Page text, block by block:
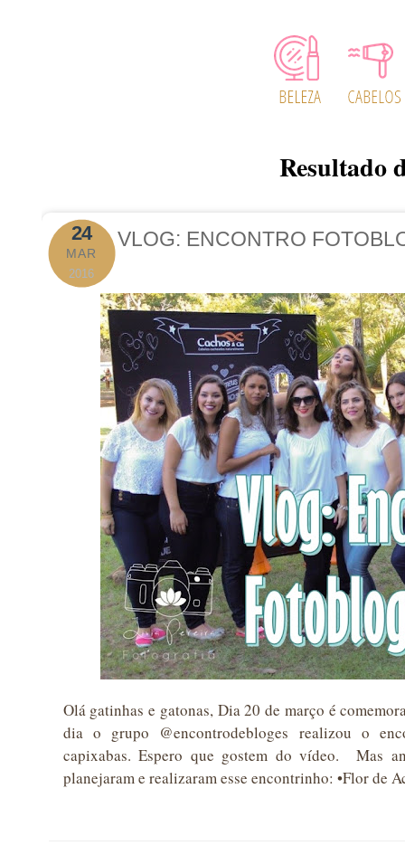
Resultado
24
MAR
2016
VLOG: ENCONTRO
Olá gatinhas e gatonas, Dia 20 de março é
dia o grupo @encontrodebloges realizou o
capixabas. Espero que gostem do vídeo. Mas
planejaram e realizaram esse encontrinho: •Flor de